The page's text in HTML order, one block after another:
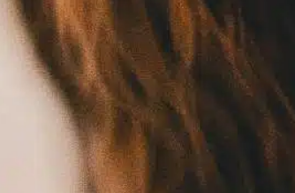
apoyo emocional , ayudar a identificar
ciclo térmico
cuestiones médicas
perro macho , proceso de acoplamiento